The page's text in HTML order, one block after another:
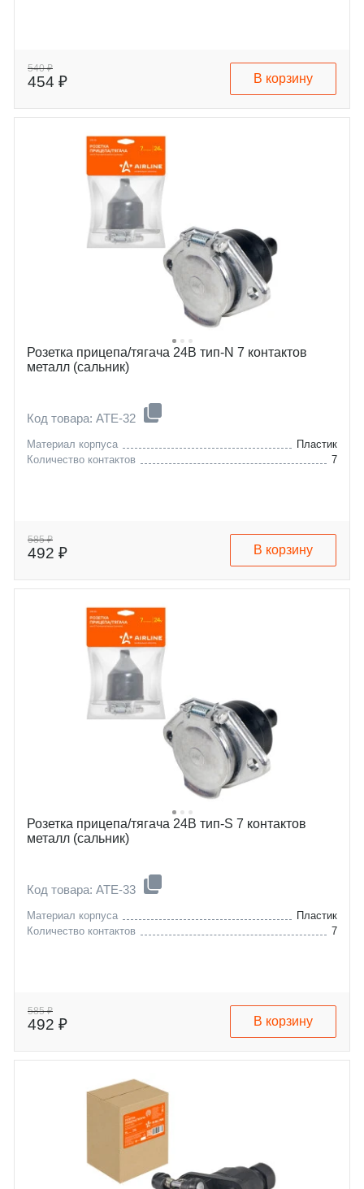
540 ₽
454 ₽ В корзину
Розетка прицепа/тягача 24В тип-N 7 контактов
металл (сальник)
Код товара: ATE-32
Материал корпуса
Пластик
Количество контактов
7
585 ₽
492 ₽ В корзину
Розетка прицепа/тягача 24В тип-S 7 контактов
металл (сальник)
Код товара: ATE-33
Материал корпуса
Пластик
Количество контактов
7
585 ₽
492 ₽ В корзину